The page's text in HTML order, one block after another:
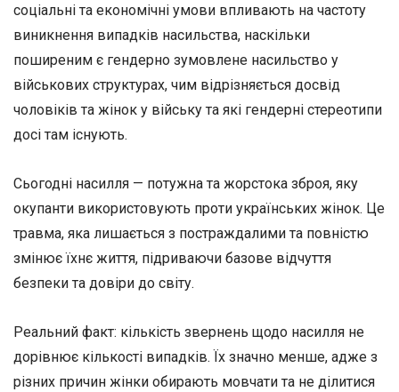
соціальні та економічні умови впливають на частоту
виникнення випадків насильства, наскільки
поширеним є гендерно зумовлене насильство у
військових структурах, чим відрізняється досвід
чоловіків та жінок у війську та які гендерні стереотипи
досі там існують.
Сьогодні насилля — потужна та жорстока зброя, яку
окупанти використовують проти українських жінок. Це
травма, яка лишається з постраждалими та повністю
змінює їхнє життя, підриваючи базове відчуття
безпеки та довіри до світу.
Реальний факт: кількість звернень щодо насилля не
дорівнює кількості випадків. Їх значно менше, адже з
різних причин жінки обирають мовчати та не ділитися